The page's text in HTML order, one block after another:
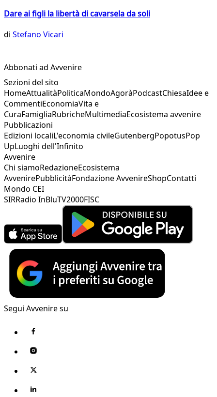
Dare ai figli la libertà di cavarsela da soli
di Stefano Vicari
Abbonati ad Avvenire
Sezioni del sito
HomeAttualitàPoliticaMondoAgoràPodcastChiesaIdee e
CommentiEconomiaVita e
CuraFamigliaRubricheMultimediaEcosistema avvenire
Pubblicazioni
Edizioni localiL'economia civileGutenbergPopotusPop
UpLuoghi dell'Infinito
Avvenire
Chi siamoRedazioneEcosistema
AvvenirePubblicitàFondazione AvvenireShopContatti
Mondo CEI
SIRRadio InBluTV2000FISC
Segui Avvenire su